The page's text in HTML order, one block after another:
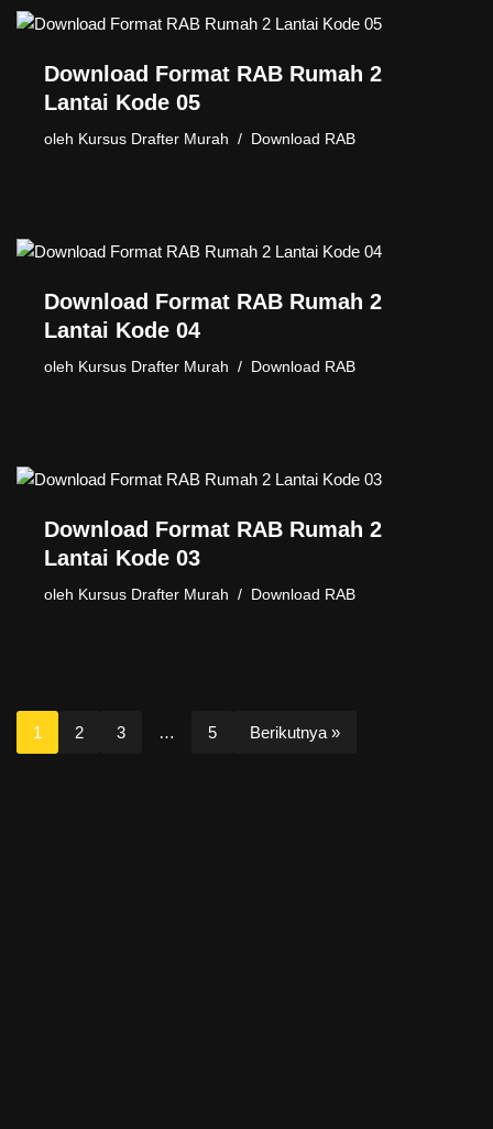
Download Format RAB Rumah 2
Lantai Kode 05
oleh Kursus Drafter Murah Download RAB
Download Format RAB Rumah 2
Lantai Kode 04
oleh Kursus Drafter Murah Download RAB
Download Format RAB Rumah 2
Lantai Kode 03
oleh Kursus Drafter Murah Download RAB
1 2 3 … 5 Berikutnya »